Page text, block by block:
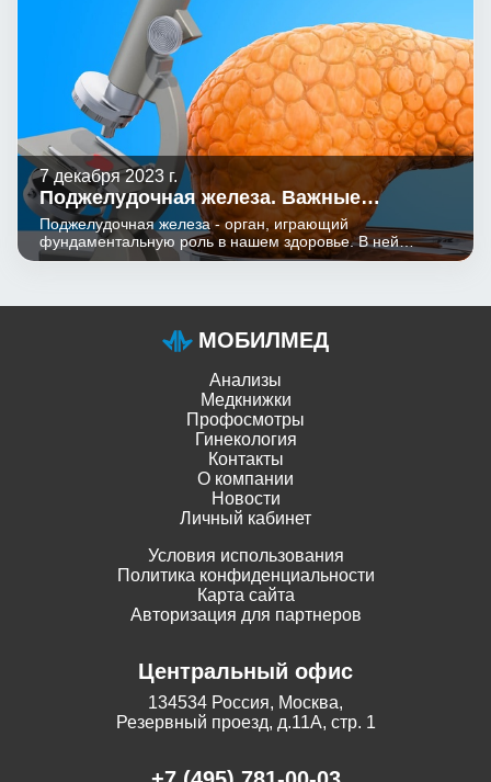
7 декабря 2023 г.
Поджелудочная железа. Важные
показатели.
Поджелудочная железа - орган, играющий
фундаментальную роль в нашем здоровье. В ней
вырабатываются гормон инсулин и панкреатические
МОБИЛМЕД
Анализы
Медкнижки
Профосмотры
Гинекология
Контакты
О компании
Новости
Личный кабинет
Условия использования
Политика конфиденциальности
Карта сайта
Авторизация для партнеров
Центральный офис
134534 Россия, Москва,
Резервный проезд, д.11А, стр. 1